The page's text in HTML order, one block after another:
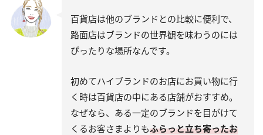
百貨店は他のブランドとの比較に便利で、
路面店はブランドの世界観を味わうのには
ぴったりな場所なんです。
初めてハイブランドのお店にお買い物に行
く時は百貨店の中にある店舗がおすすめ。
なぜなら、ある一定のブランドを目がけて
くるお客さまよりもふらっと立ち寄ったお